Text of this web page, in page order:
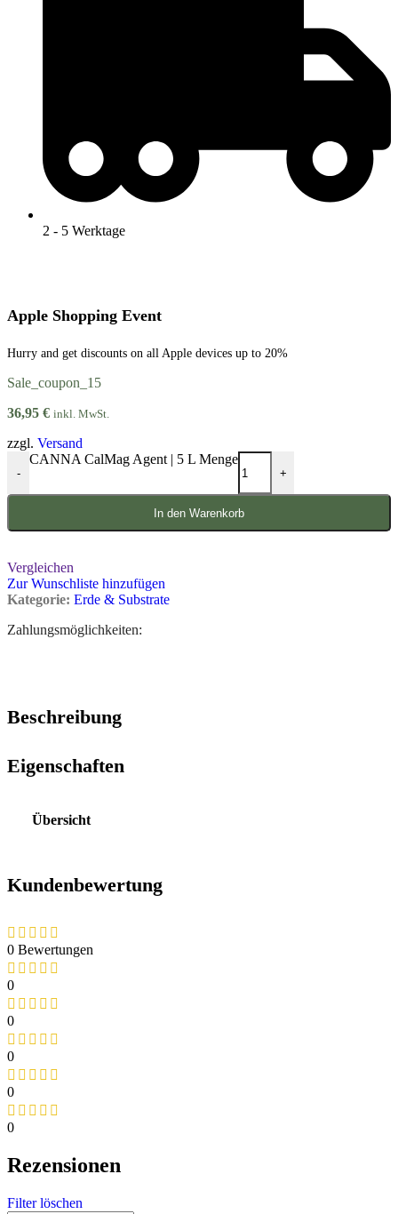
2 - 5 Werktage
Apple Shopping Event
Hurry and get discounts on all Apple devices up to 20%
Sale_coupon_15
36,95 € inkl. MwSt.
zzgl. Versand
-
CANNA CalMag Agent | 5 L Menge
+
In den Warenkorb
Vergleichen
Zur Wunschliste hinzufügen
Kategorie: Erde & Substrate
Zahlungsmöglichkeiten:
Beschreibung
Eigenschaften
Übersicht
Kundenbewertung
0 Bewertungen
0
0
0
0
0
Rezensionen
Filter löschen